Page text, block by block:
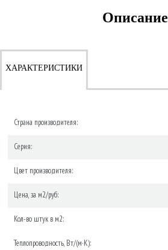
Описание
ХАРАКТЕРИСТИКИ
Страна производителя:
Серия:
Цвет производителя:
Цена, за м2/руб:
Кол-во штук в м2:
Теплопроводность, Вт/(м·К):